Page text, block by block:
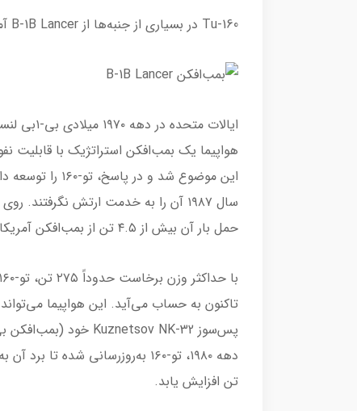
Tu-160 در بسیاری از جنبه‌ها از B-1B Lancer آمریکایی برتر است
هواپیما یک بمب‌افکن استراتژیک با
حمل بار آن بیش از ۴.۵ تن از بمب‌افکن آمریکایی بیشتر است.
تن افزایش یابد.